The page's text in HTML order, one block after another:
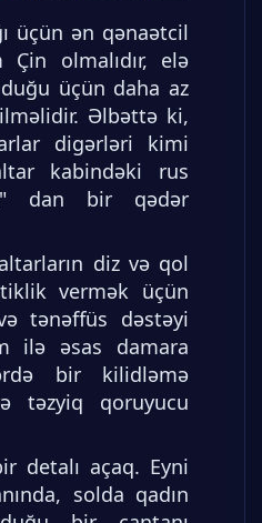
üçün ən qənaətcil
olmalıdır, elə
üçün daha az
Əlbəttə ki,
digərləri kimi
kabindəki rus
dan bir qədər
diz və qol
vermək üçün
tənəffüs dəstəyi
ilə əsas damara
bir kilidləmə
təzyiq qoruyucu
detalı açaq. Eyni
solda qadın